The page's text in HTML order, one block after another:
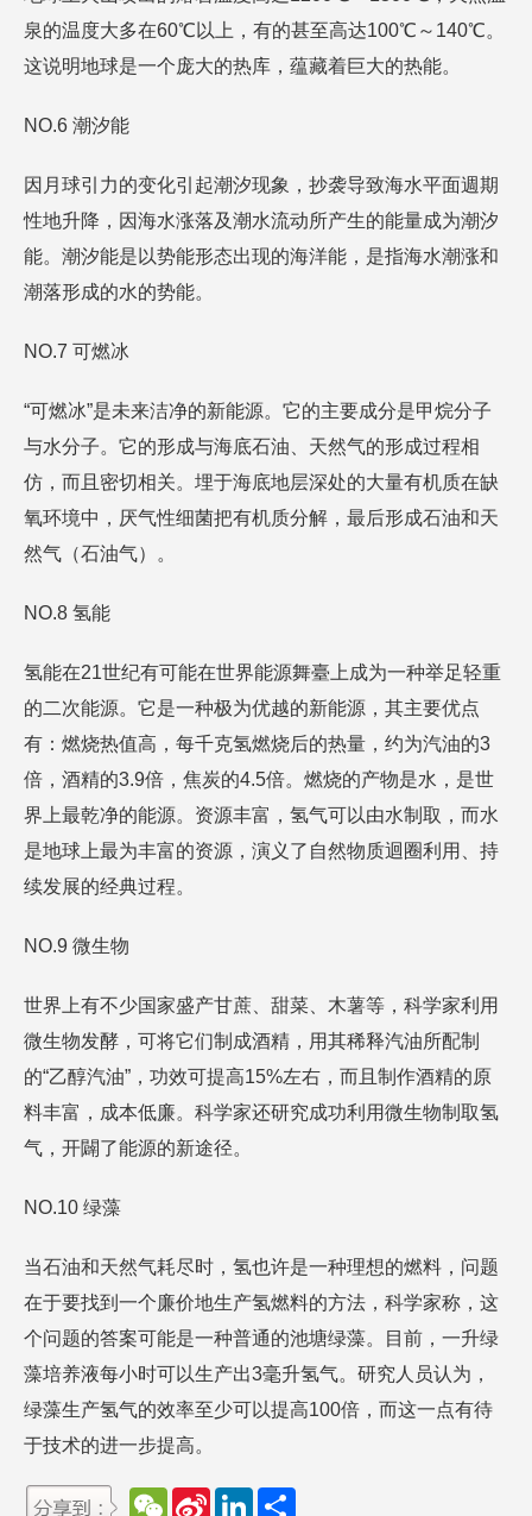
泉的温度大多在60℃以上，有的甚至高达100℃～140℃。
这说明地球是一个庞大的热库，蕴藏着巨大的热能。
NO.6 潮汐能
因月球引力的变化引起潮汐现象，抄袭导致海水平面週期
性地升降，因海水涨落及潮水流动所产生的能量成为潮汐
能。潮汐能是以势能形态出现的海洋能，是指海水潮涨和
潮落形成的水的势能。
NO.7 可燃冰
“可燃冰”是未来洁净的新能源。它的主要成分是甲烷分子
与水分子。它的形成与海底石油、天然气的形成过程相
仿，而且密切相关。埋于海底地层深处的大量有机质在缺
氧环境中，厌气性细菌把有机质分解，最后形成石油和天
然气（石油气）。
NO.8 氢能
氢能在21世纪有可能在世界能源舞臺上成为一种举足轻重
的二次能源。它是一种极为优越的新能源，其主要优点
有：燃烧热值高，每千克氢燃烧后的热量，约为汽油的3
倍，酒精的3.9倍，焦炭的4.5倍。燃烧的产物是水，是世
界上最乾净的能源。资源丰富，氢气可以由水制取，而水
是地球上最为丰富的资源，演义了自然物质迴圈利用、持
续发展的经典过程。
NO.9 微生物
世界上有不少国家盛产甘蔗、甜菜、木薯等，科学家利用
微生物发酵，可将它们制成酒精，用其稀释汽油所配制
的“乙醇汽油”，功效可提高15%左右，而且制作酒精的原
料丰富，成本低廉。科学家还研究成功利用微生物制取氢
气，开闢了能源的新途径。
NO.10 绿藻
当石油和天然气耗尽时，氢也许是一种理想的燃料，问题
在于要找到一个廉价地生产氢燃料的方法，科学家称，这
个问题的答案可能是一种普通的池塘绿藻。目前，一升绿
藻培养液每小时可以生产出3毫升氢气。研究人员认为，
绿藻生产氢气的效率至少可以提高100倍，而这一点有待
于技术的进一步提高。
W
S
L